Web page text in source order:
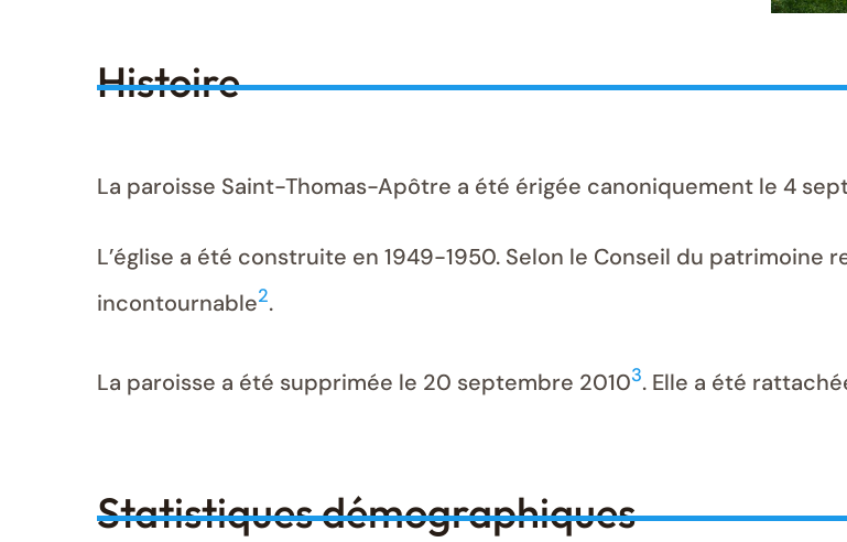
Histoire
La paroisse Saint-Thomas-Apôtre a été érigée canoniquement le 4
L’église a été construite en 1949-1950. Selon le Conseil du patrimoine
incontournable2.
La paroisse a été supprimée le 20 septembre 20103. Elle a été
Statistiques démographiques